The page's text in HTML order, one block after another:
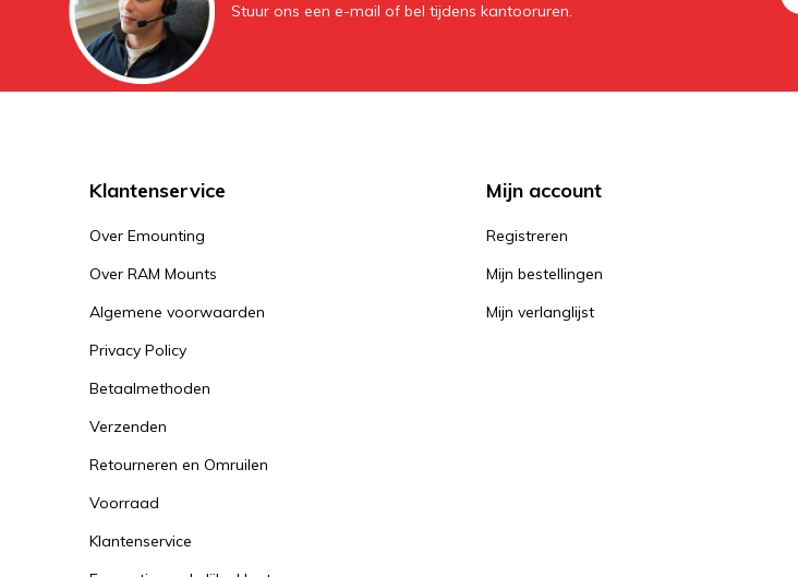
Stuur ons een e-mail of bel tijdens kantooruren.
Klantenservice
Over Emounting
Over RAM Mounts
Algemene voorwaarden
Privacy Policy
Betaalmethoden
Verzenden
Retourneren en Omruilen
Voorraad
Klantenservice
Mijn account
Registreren
Mijn bestellingen
Mijn verlanglijst